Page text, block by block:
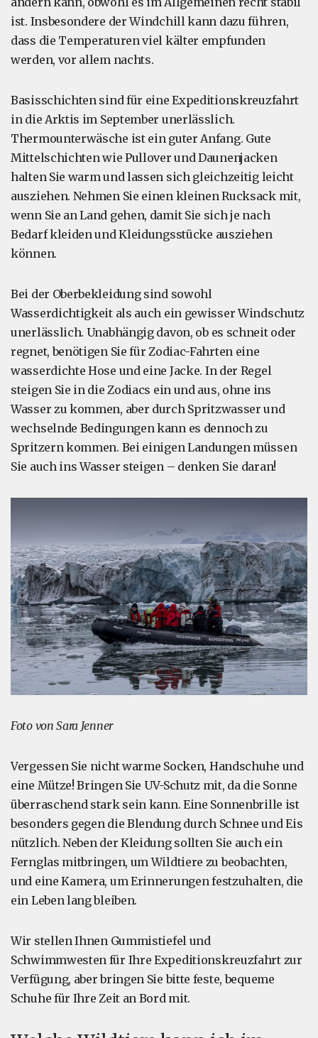
ist. Insbesondere der Windchill kann dazu führen,
dass die Temperaturen viel kälter empfunden
werden, vor allem nachts.
Basisschichten sind für eine Expeditionskreuzfahrt
in die Arktis im September unerlässlich.
Thermounterwäsche ist ein guter Anfang. Gute
Mittelschichten wie Pullover und Daunenjacken
halten Sie warm und lassen sich gleichzeitig leicht
ausziehen. Nehmen Sie einen kleinen Rucksack mit,
wenn Sie an Land gehen, damit Sie sich je nach
Bedarf kleiden und Kleidungsstücke ausziehen
können.
Bei der Oberbekleidung sind sowohl
Wasserdichtigkeit als auch ein gewisser Windschutz
unerlässlich. Unabhängig davon, ob es schneit oder
regnet, benötigen Sie für Zodiac-Fahrten eine
wasserdichte Hose und eine Jacke. In der Regel
steigen Sie in die Zodiacs ein und aus, ohne ins
Wasser zu kommen, aber durch Spritzwasser und
wechselnde Bedingungen kann es dennoch zu
Spritzern kommen. Bei einigen Landungen müssen
Sie auch ins Wasser steigen – denken Sie daran!
Foto von Sara Jenner
Vergessen Sie nicht warme Socken, Handschuhe und
eine Mütze! Bringen Sie UV-Schutz mit, da die Sonne
überraschend stark sein kann. Eine Sonnenbrille ist
besonders gegen die Blendung durch Schnee und Eis
nützlich. Neben der Kleidung sollten Sie auch ein
Fernglas mitbringen, um Wildtiere zu beobachten,
und eine Kamera, um Erinnerungen festzuhalten, die
ein Leben lang bleiben.
Wir stellen Ihnen Gummistiefel und
Schwimmwesten für Ihre Expeditionskreuzfahrt zur
Verfügung, aber bringen Sie bitte feste, bequeme
Schuhe für Ihre Zeit an Bord mit.